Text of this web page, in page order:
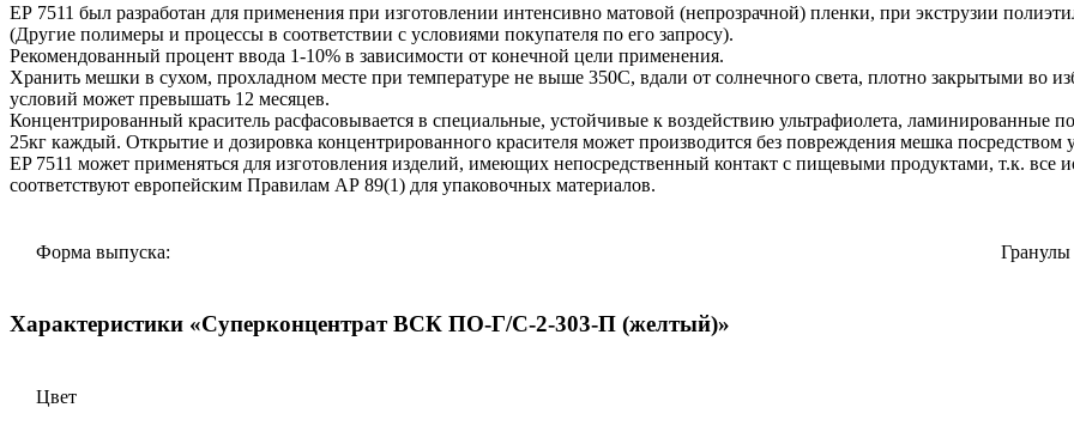
ЕР 7511 был разработан для применения при изготовлении интенсивно матовой (непрозрачной) пленки, при экструзии
(Другие полимеры и процессы в соответствии с условиями покупателя по его запросу).
Рекомендованный процент ввода 1-10% в зависимости от конечной цели применения.
Хранить мешки в сухом, прохладном месте при температуре не выше 350С, вдали от солнечного света, плотно закрытыми во
условий может превышать 12 месяцев.
Концентрированный краситель расфасовывается в специальные, устойчивые к воздействию ультрафиолета,
25кг каждый. Открытие и дозировка концентрированного красителя может производится без повреждения мешка посредством
EP 7511 может применяться для изготовления изделий, имеющих непосредственный контакт с пищевыми продуктами, т.к. все
соответствуют европейским Правилам АР 89(1) для упаковочных материалов.
Форма выпуска: Гранулы
Характеристики «Суперконцентрат ВСК ПО-Г/С-2-303-П (желтый)»
Цвет